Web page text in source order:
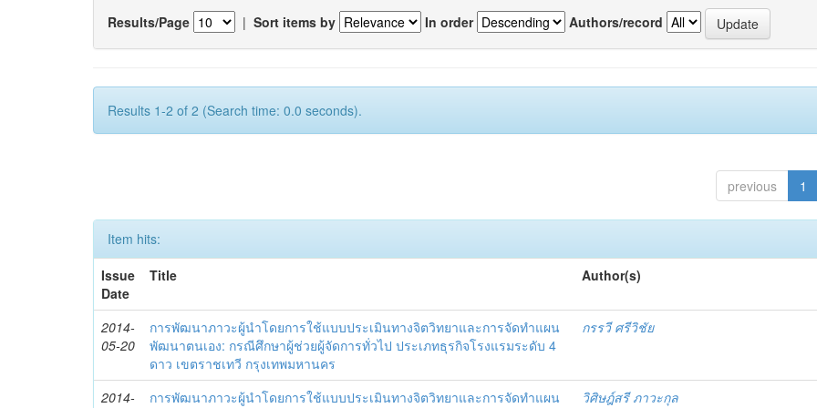
Results/Page | Sort items by In order Authors/record
Results 1-2 of 2 (Search time: 0.0 seconds).
previous 1
Item hits:
Issue
Date
Title Author(s)
2014-
05-20
การพัฒนาภาวะผู้นำโดยการใช้แบบประเมินทางจิตวิทยาและการจัดทำแผน
พัฒนาตนเอง: กรณีศึกษาผู้ช่วยผู้จัดการทั่วไป ประเภทธุรกิจโรงแรมระดับ 4
ดาว เขตราชเทวี กรุงเทพมหานคร
กรรวี ศรีวิชัย
2014-
การพัฒนาภาวะผู้นำโดยการใช้แบบประเมินทางจิตวิทยาและการจัดทำแผน
วิศิษฎ์สรี ภาวะกุล